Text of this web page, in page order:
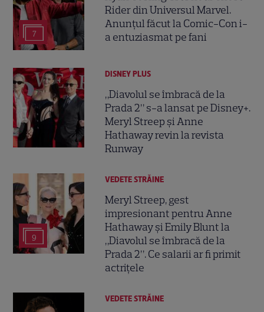
7
Rider din Universul Marvel.
Anunțul făcut la Comic-Con i-
a entuziasmat pe fani
DISNEY PLUS
„Diavolul se îmbracă de la
Prada 2” s-a lansat pe Disney+.
Meryl Streep și Anne
Hathaway revin la revista
Runway
9
VEDETE STRĂINE
Meryl Streep, gest
impresionant pentru Anne
Hathaway și Emily Blunt la
„Diavolul se îmbracă de la
Prada 2”. Ce salarii ar fi primit
actrițele
VEDETE STRĂINE